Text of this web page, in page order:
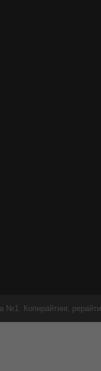
№1. Копирайтинг,